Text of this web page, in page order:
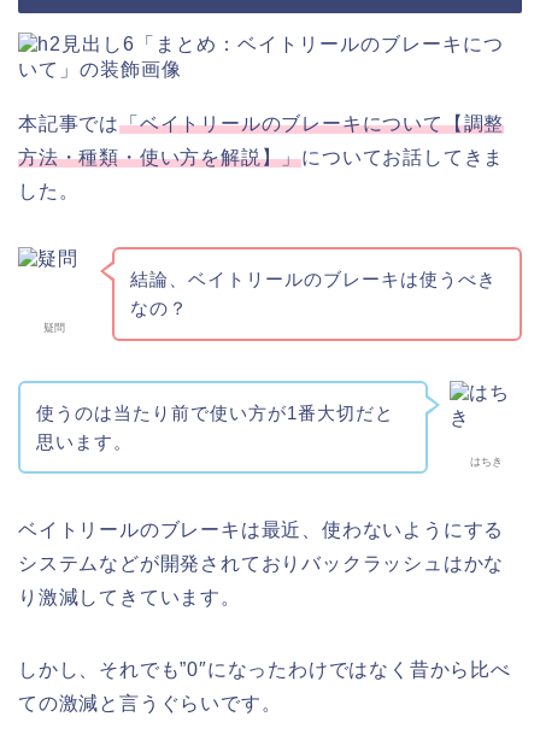
本記事では「ベイトリールのブレーキについて【調整
方法・種類・使い方を解説】」についてお話してきま
した。
疑問
結論、ベイトリールのブレーキは使うべき
なの？
はちき
使うのは当たり前で使い方が1番大切だと
思います。
ベイトリールのブレーキは最近、使わないようにする
システムなどが開発されておりバックラッシュはかな
り激減してきています。
しかし、それでも”0″になったわけではなく昔から比べ
ての激減と言うぐらいです。